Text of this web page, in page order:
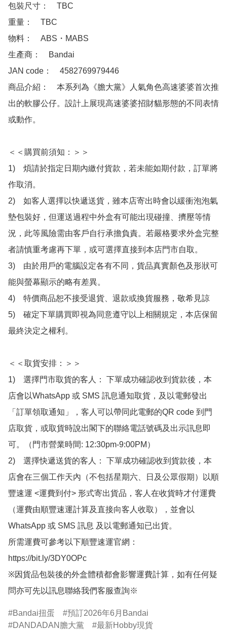
包裝尺寸：　TBC
重量：　TBC
物料：　ABS・MABS
生產商：　Bandai
JAN code：　4582769979446
商品介紹：　本系列為《膽大黨》人氣角色高速婆婆首次推
出的軟膠公仔。設計上展現高速婆婆招財貓形態的不同表情
或動作。
＜＜購買前須知：＞＞
1)　煩請於指定日期內繳付貨款，若未能如期付款，訂單將
作取消。
2)　如客人選擇以快遞送貨，雖本店寄出時會以緩衝泡泡氣
墊包裝好，但運送過程中外盒有可能出現碰撞、擠壓等情
況，此等風險需由客戶自行承擔負責。若嚴格要求外盒完整
者請慎重考慮再下單，或可選擇直接到本店門市自取。
3)　由於用戶的電腦設定各有不同，貨品真實顏色及形狀可
能與螢幕顯示的略有差異。
4)　特價商品恕不接受退貨、退款或換貨服務，敬希見諒
5)　確定下單購買即視為同意遵守以上相關規定，本店保留
最終決定之權利。
＜＜取貨安排：＞＞
1)　選擇門市取貨的客人： 下單成功確認收到貨款後，本
店會以WhatsApp 或 SMS 訊息通知取貨，及以電郵發出
「訂單領取通知」，客人可以帶同此電郵的QR code 到門
店取貨，或取貨時說出閣下的聯絡電話號碼及出示訊息即
可。（門市營業時間: 12:30pm-9:00PM）
2)　選擇快遞送貨的客人： 下單成功確認收到貨款後，本
店會在三個工作天內（不包括星期六、日及公眾假期）以順
豐速運 <運費到付> 形式寄出貨品，客人在收貨時才付運費
（運費由順豐速運計算及直接向客人收取），並會以
WhatsApp 或 SMS 訊息 及以電郵通知已出貨。
所需運費可參考以下順豐速運官網：
https://bit.ly/3DY0OPc
※因貨品包裝後的外盒體積都會影響運費計算，如有任何疑
問亦可先以訊息聯絡我們客服查詢※
Bandai扭蛋
預訂2026年6月Bandai
DANDADAN膽大黨
最新Hobby現貨